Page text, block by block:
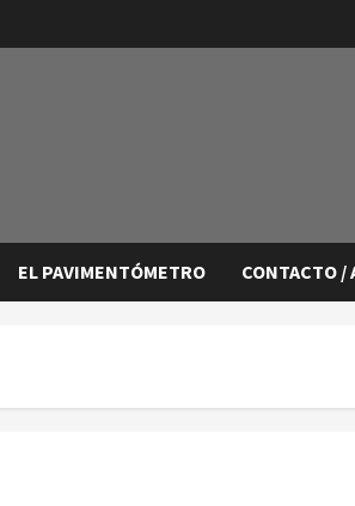
EL PAVIMENTÓMETRO CONTACTO /